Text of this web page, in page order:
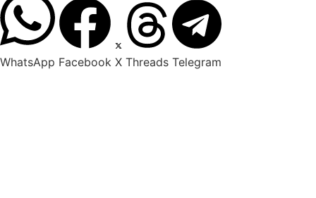
WhatsApp Facebook X Threads Telegram